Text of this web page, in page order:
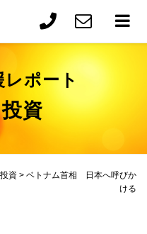
ポート
資
資 > ベトナム首相 日本へ呼びか
ける